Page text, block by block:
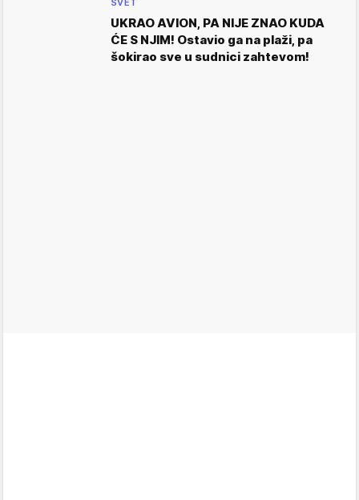
SVET
UKRAO AVION, PA NIJE ZNAO KUDA
ĆE S NJIM! Ostavio ga na plaži, pa
šokirao sve u sudnici zahtevom!